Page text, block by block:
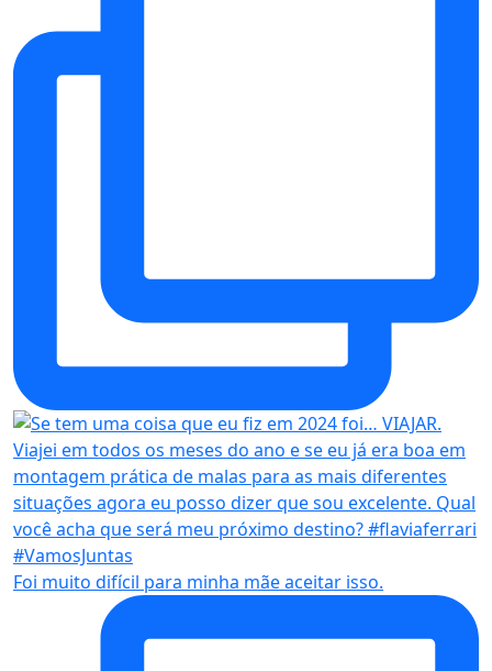
Foi muito difícil para minha mãe aceitar isso.